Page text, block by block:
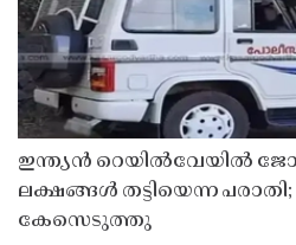
ഇന്ത്യൻ റെയിൽവേയിൽ
ലക്ഷങ്ങൾ തട്ടിയെന്ന
കേസെടുത്തു